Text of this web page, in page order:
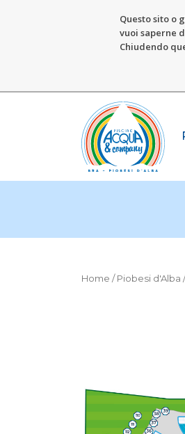
Questo sito o
vuoi saperne
Chiudendo
Home /Piobesi d'Alba